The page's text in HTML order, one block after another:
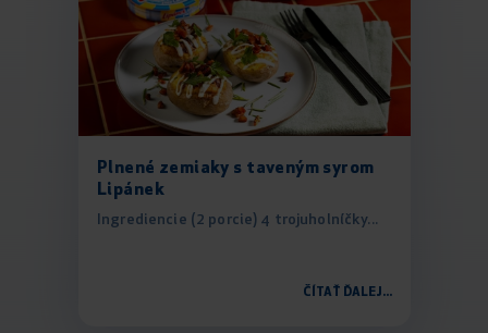
Plnené zemiaky s taveným syrom
Lipánek
Ingrediencie (2 porcie) 4 trojuholníčky...
ČÍTAŤ ĎALEJ...